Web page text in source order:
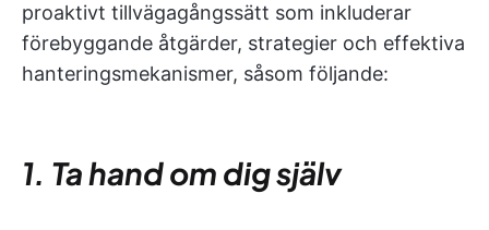
proaktivt tillvägagångssätt som inkluderar
förebyggande åtgärder, strategier och effektiva
hanteringsmekanismer, såsom följande:
1. Ta hand om dig själv